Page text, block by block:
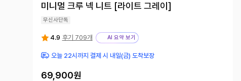
미니멀 크루 넥 니트 [라이트 그레이]
무신사단독
4.9 후기 709개 AI 요약 보기
오늘 22시까지 결제 시 내일(금) 도착보장
69,900원